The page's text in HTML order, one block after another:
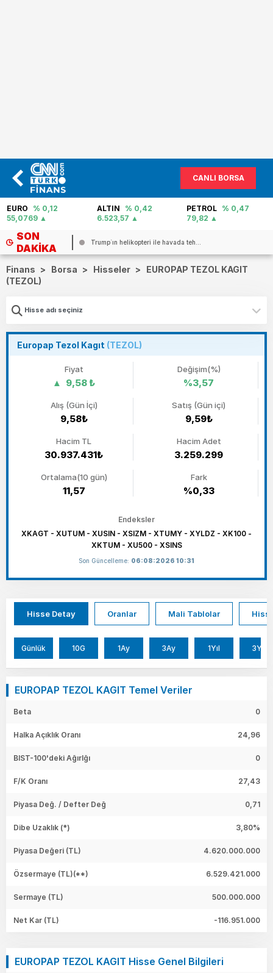
CANLI BORSA
EURO
% 0,12
55,0769
ALTIN
% 0,42
6.523,57
PETROL % 0,47
79,82
SON
DAKIKA
ile havada teh... Kuraklık enerji krizini
Finans > Borsa > Hisseler >
EUROPAP TEZOL KAGIT
(TEZOL)
Europap Tezol Kagıt (TEZOL)
Fiyat
9,58 ₺
Değişim(%)
%3,57
Alış (Gün İçi)
9,58₺
Satış (Gün içi)
9,59₺
Hacim TL
30.937.431₺
Hacim Adet
3.259.299
Ortalama(10 gün)
11,57
Fark
%0,33
Endeksler
XKAGT - XUTUM - XUSIN - XSIZM - XTUMY - XYLDZ - XK100 -
XKTUM - XU500 - XSINS
Son Güncelleme: 06:08:2026 10:31
Hisse Detay Oranlar Mali Tablolar
Günlük 10G 1Ay 3Ay 1Yıl 3Yıl
EUROPAP TEZOL KAGIT Temel Veriler
Beta 0
Halka Açıklık Oranı 24,96
BIST-100'deki Ağırlğı 0
F/K Oranı 27,43
Piyasa Değ. / Defter Değ 0,71
Dibe Uzaklık (*) 3,80%
Piyasa Değeri (TL) 4.620.000.000
Özsermaye (TL)(**) 6.529.421.000
Sermaye (TL) 500.000.000
Net Kar (TL) -116.951.000
EUROPAP TEZOL KAGIT Hisse Genel Bilgileri